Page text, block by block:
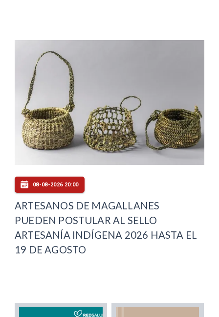
08-08-2026 20:00
ARTESANOS DE MAGALLANES
PUEDEN POSTULAR AL SELLO
ARTESANÍA INDÍGENA 2026 HASTA EL
19 DE AGOSTO